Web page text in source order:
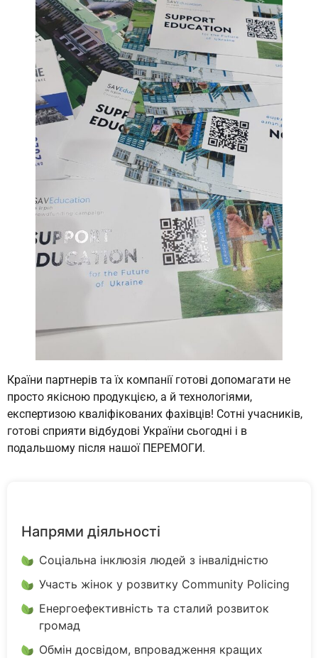
Країни партнерів та їх компанії готові допомагати не
просто якісною продукцією, а й технологіями,
експертизою кваліфікованих фахівців! Сотні учасників,
готові сприяти відбудові України сьогодні і в
подальшому після нашої ПЕРЕМОГИ.
Напрями діяльності
Соціальна інклюзія людей з інвалідністю
Участь жінок у розвитку Community Policing
Енергоефективність та сталий розвиток
громад
Обмін досвідом, впровадження кращих